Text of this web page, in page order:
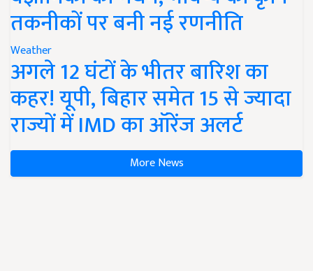
तकनीकों पर बनी नई रणनीति
Weather
अगले 12 घंटों के भीतर बारिश का
कहर! यूपी, बिहार समेत 15 से ज्यादा
राज्यों में IMD का ऑरेंज अलर्ट
More News